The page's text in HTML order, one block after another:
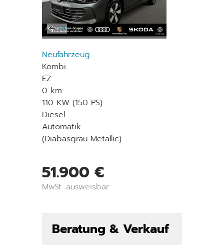
Neufahrzeug
Kombi
EZ
0 km
110 KW (150 PS)
Diesel
Automatik
(Diabasgrau Metallic)
51.900 €
MwSt. ausweisbar
Beratung & Verkauf